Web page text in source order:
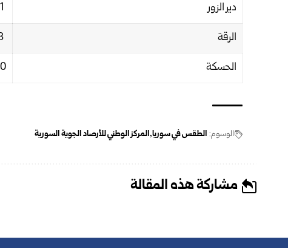
دير الزور
الرقة
25/38‏
الحسكة
الوسوم: الطقس في سوريا المركز الوطني للأرصاد الجوية السورية
مشاركة هذه المقالة